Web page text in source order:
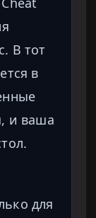
В тот
в
и ваша
для